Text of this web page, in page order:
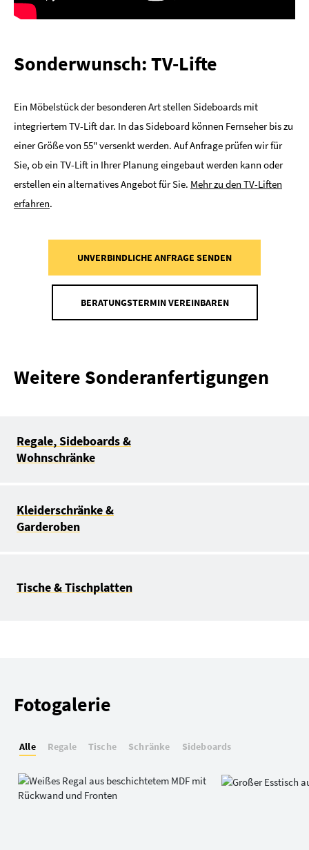
Sonderwunsch: TV-Lifte
Ein Möbelstück der besonderen Art stellen Sideboards mit
integriertem TV-Lift dar. In das Sideboard können Fernseher bis zu
einer Größe von 55" versenkt werden. Auf Anfrage prüfen wir für
Sie, ob ein TV-Lift in Ihrer Planung eingebaut werden kann oder
erstellen ein alternatives Angebot für Sie. Mehr zu den TV-Liften
erfahren.
UNVERBINDLICHE ANFRAGE SENDEN
BERATUNGSTERMIN VEREINBAREN
Weitere Sonderanfertigungen
Regale, Sideboards &
Wohnschränke
Kleiderschränke &
Garderoben
Tische & Tischplatten
Fotogalerie
Alle Regale Tische Schränke Sideboards